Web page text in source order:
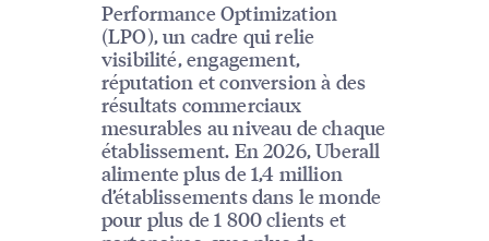
Performance Optimization
(LPO), un cadre qui relie
visibilité, engagement,
réputation et conversion à des
résultats commerciaux
mesurables au niveau de chaque
établissement. En 2026, Uberall
alimente plus de 1,4 million
d’établissements dans le monde
pour plus de 1 800 clients et